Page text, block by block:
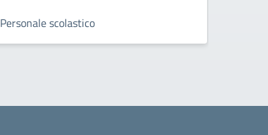
Personale scolastico